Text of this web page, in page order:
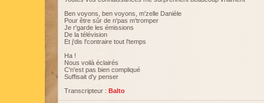
Ben voyons, ben voyons, m'zelle Danièle
Pour être sûr de n'pas m'tromper
Je r'garde les émissions
De la télévision
Et j'dis l'contraire tout l'temps
Ha !
Nous voilà éclairés
C'n'est pas bien compliqué
Suffisait d'y penser
Transcripteur : Balto